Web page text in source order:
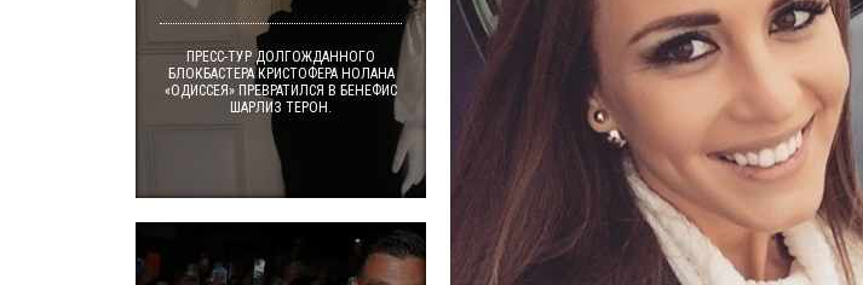
ПРЕСС-ТУР ДОЛГОЖДАННОГО
БЛОКБАСТЕРА КРИСТОФЕРА НОЛАНА
«ОДИССЕЯ» ПРЕВРАТИЛСЯ В БЕНЕФИС
ШАРЛИЗ ТЕРОН.